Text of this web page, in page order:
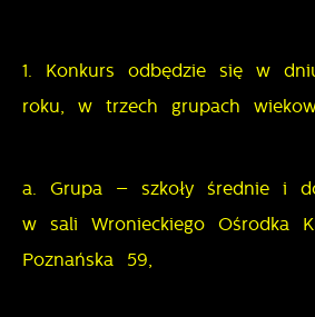
1. Konkurs odbędzie się w
roku, w trzech grupach
a. Grupa – szkoły średnie i
w sali Wronieckiego Ośrodka
Poznańska 59,